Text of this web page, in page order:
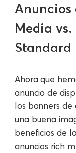
Anuncios
Media
Standard
Ahora que
anuncio de
los banners
una buena
beneficios de
anuncios rich